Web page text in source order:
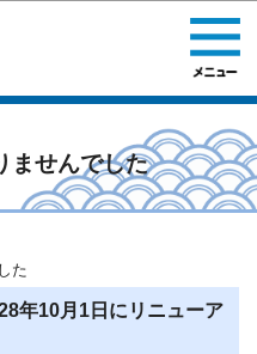
文へ移動
ませんでした
た
年10月1日にリニューア